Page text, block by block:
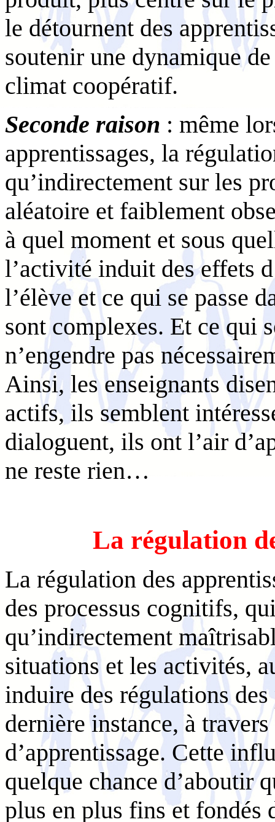
le détournent des
soutenir une dynamique
climat coopératif.
Seconde raison : même
apprentissages, la
qu’indirectement sur les
aléatoire et faiblement
à quel moment et sous
l’activité induit des effets
l’élève et ce qui se passe
sont complexes. Et ce qui
n’engendre pas
Ainsi, les enseignants
actifs, ils semblent
dialoguent, ils ont l’air
ne reste rien…
La régulation
La régulation des
des processus cognitifs,
qu’indirectement
situations et les activités,
induire des régulations
dernière instance, à
d’apprentissage. Cette
quelque chance d’aboutir
plus en plus fins et fondés